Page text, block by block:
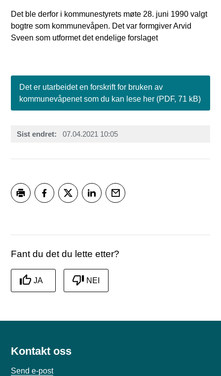
Det ble derfor i kommunestyrets møte 28. juni 1990 valgt
bogtre som kommunevåpen. Det var formgiver Arvid
Sveen som utformet det endelige forslaget
Det er utarbeidet en forskrift for bruken av
kommunevåpenet som du kan lese her (PDF, 71 kB)
Sist endret 07.04.2021 10:05
Fant du det du lette etter?
JA NEI
Kontakt oss
Send e-post